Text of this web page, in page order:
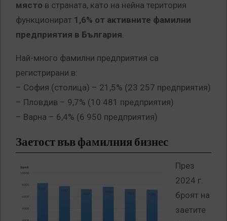
място в страната, като на нейна територия
функционират 1,6% от активните фамилни
предприятия в България
Най-много фамилни предприятия са
регистрирани в:
– София (столица) – 21,5% (23 257 предприятия)
– Пловдив – 9,7% (10 481 предприятия)
– Варна – 6,4% (6 950 предприятия)
Заетост във фамилния бизнес
През
2024 г.
броят на
заетите